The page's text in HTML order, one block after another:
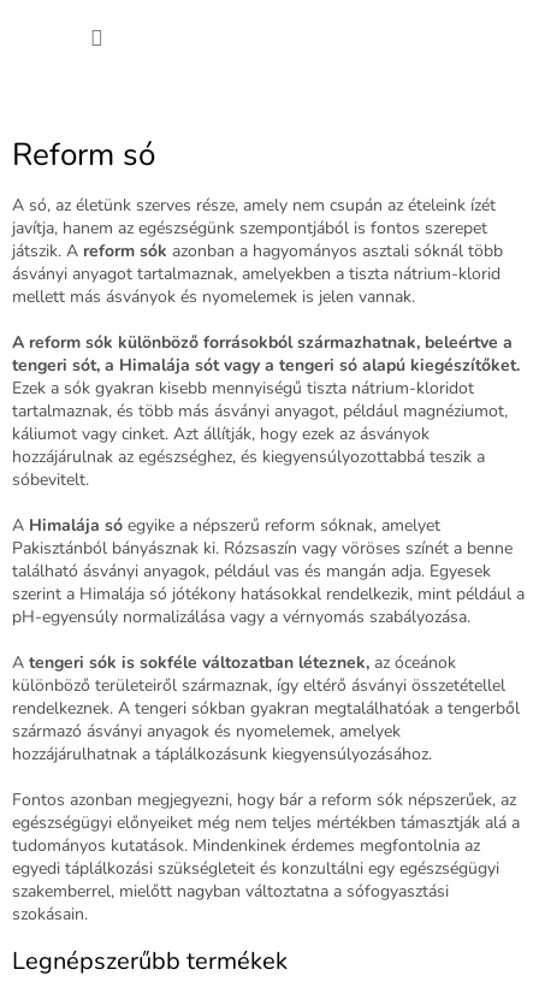
Reform só
A só, az életünk szerves része, amely nem csupán az ételeink ízét
javítja, hanem az egészségünk szempontjából is fontos szerepet
játszik. A reform sók azonban a hagyományos asztali sóknál több
ásványi anyagot tartalmaznak, amelyekben a tiszta nátrium-klorid
mellett más ásványok és nyomelemek is jelen vannak.
A reform sók különböző forrásokból származhatnak, beleértve a
tengeri sót, a Himalája sót vagy a tengeri só alapú kiegészítőket.
Ezek a sók gyakran kisebb mennyiségű tiszta nátrium-kloridot
tartalmaznak, és több más ásványi anyagot, például magnéziumot,
káliumot vagy cinket. Azt állítják, hogy ezek az ásványok
hozzájárulnak az egészséghez, és kiegyensúlyozottabbá teszik a
sóbevitelt.
A Himalája só egyike a népszerű reform sóknak, amelyet
Pakisztánból bányásznak ki. Rózsaszín vagy vöröses színét a benne
található ásványi anyagok, például vas és mangán adja. Egyesek
szerint a Himalája só jótékony hatásokkal rendelkezik, mint például a
pH-egyensúly normalizálása vagy a vérnyomás szabályozása.
A tengeri sók is sokféle változatban léteznek, az óceánok
különböző területeiről származnak, így eltérő ásványi összetétellel
rendelkeznek. A tengeri sókban gyakran megtalálhatóak a tengerből
származó ásványi anyagok és nyomelemek, amelyek
hozzájárulhatnak a táplálkozásunk kiegyensúlyozásához.
Fontos azonban megjegyezni, hogy bár a reform sók népszerűek, az
egészségügyi előnyeiket még nem teljes mértékben támasztják alá a
tudományos kutatások. Mindenkinek érdemes megfontolnia az
egyedi táplálkozási szükségleteit és konzultálni egy egészségügyi
szakemberrel, mielőtt nagyban változtatna a sófogyasztási
szokásain.
Legnépszerűbb termékek